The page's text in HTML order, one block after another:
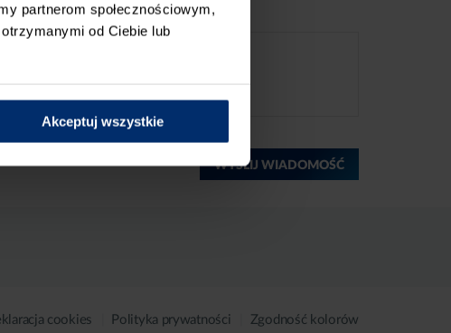
partnerom społecznościowym,
od Ciebie lub
Akceptuj wszystkie
WYŚLIJ WIADOMOŚĆ
cookies Polityka prywatności Zgodność kolorów